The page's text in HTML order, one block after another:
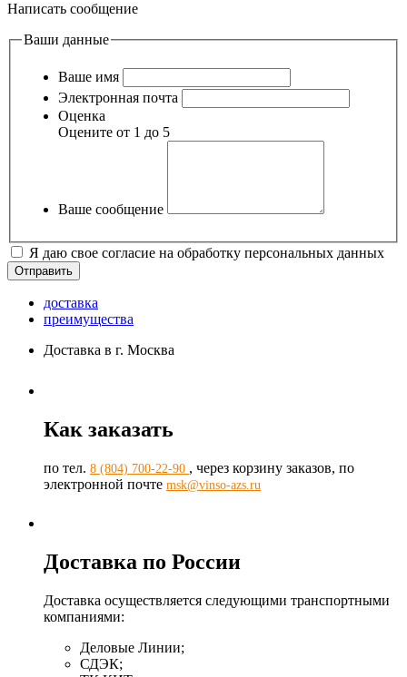
Написать сообщение
Ваши данные
Ваше имя
Электронная почта
Оценка
Оцените от 1 до 5
Ваше сообщение
Я даю свое согласие на обработку персональных данных
доставка
преимущества
Доставка в г. Москва
Как заказать
по тел. 8 (804) 700-22-90 , через корзину заказов, по
электронной почте msk@vinso-azs.ru
Доставка по России
Доставка осуществляется следующими транспортными
компаниями:
Деловые Линии;
СДЭК;